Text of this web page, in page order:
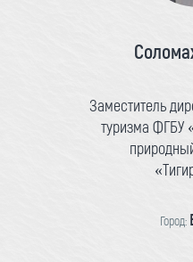
Заместитель
туризма ФГБУ
Город: